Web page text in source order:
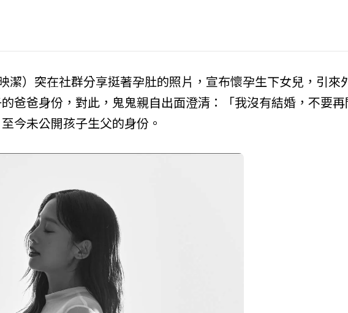
潔）突在社群分享挺著孕肚的照片，宣布懷孕生下女兒，引來
爸爸身份，對此，鬼鬼親自出面澄清：「我沒有結婚，不要
今未公開孩子生父的身份。